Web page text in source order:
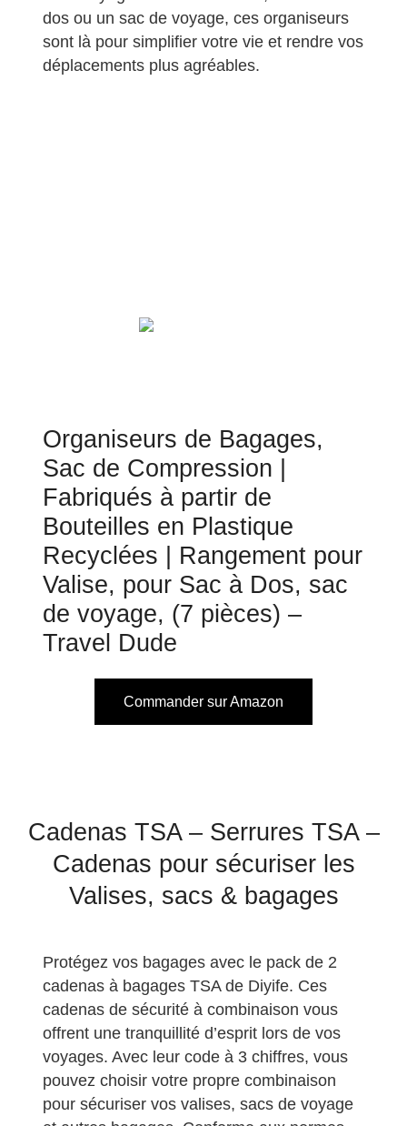
dos ou un sac de voyage, ces organiseurs
sont là pour simplifier votre vie et rendre vos
déplacements plus agréables.
Organiseurs de Bagages,
Sac de Compression |
Fabriqués à partir de
Bouteilles en Plastique
Recyclées | Rangement pour
Valise, pour Sac à Dos, sac
de voyage, (7 pièces) –
Travel Dude
Commander sur Amazon
Cadenas TSA – Serrures TSA –
Cadenas pour sécuriser les
Valises, sacs & bagages
Protégez vos bagages avec le pack de 2
cadenas à bagages TSA de Diyife. Ces
cadenas de sécurité à combinaison vous
offrent une tranquillité d’esprit lors de vos
voyages. Avec leur code à 3 chiffres, vous
pouvez choisir votre propre combinaison
pour sécuriser vos valises, sacs de voyage